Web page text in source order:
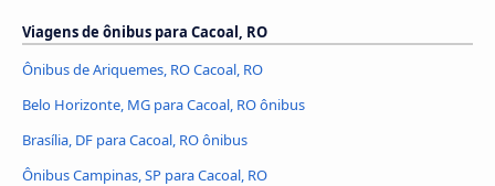
Viagens de ônibus para Cacoal, RO
Ônibus de Ariquemes, RO Cacoal, RO
Belo Horizonte, MG para Cacoal, RO ônibus
Brasília, DF para Cacoal, RO ônibus
Ônibus Campinas, SP para Cacoal, RO